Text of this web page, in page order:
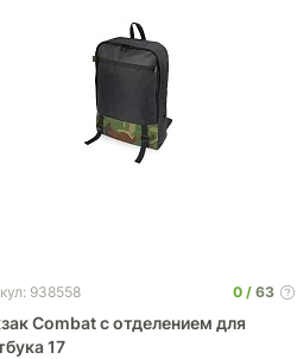
938558 0 63
Combat с отделением для
17